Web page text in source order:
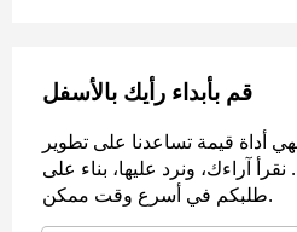
قم بأبداء رأيك بالأسفل
أداة قيمة تساعدنا على تطوير
آراءك، ونرد عليها، بناء على
طلبكم في أسرع وقت ممكن.